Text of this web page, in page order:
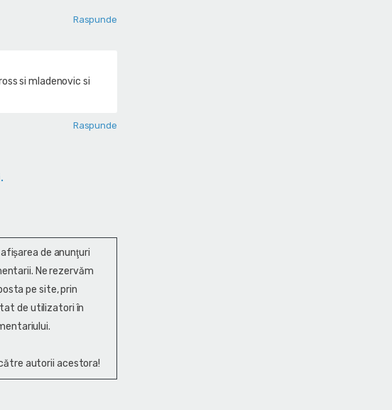
Raspunde
si mladenovic si
Raspunde
de anunţuri
Ne rezervăm
pe site, prin
de utilizatori în
autorii acestora!